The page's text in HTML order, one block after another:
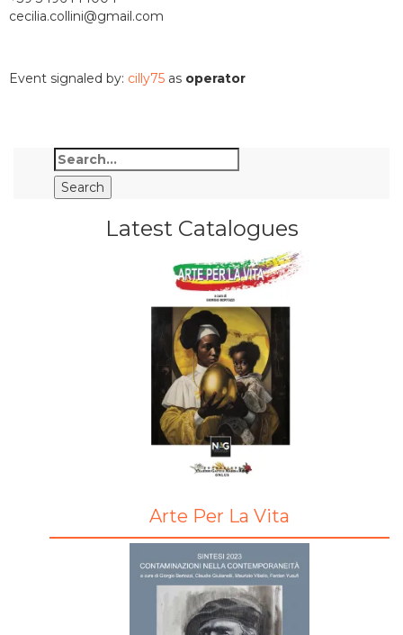
cecilia.collini@gmail.com
Event signaled by: cilly75 as operator
Latest Catalogues
Arte Per La Vita